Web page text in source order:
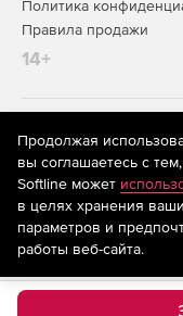
Политика
Правила продажи
14+
На информационном
рекомендательные
предоставления
систематизации и
предпочтениям
находящихся на
Продолжая
вы соглашаетесь с
Softline может
в целях хранения
параметров и
работы веб-сайта.